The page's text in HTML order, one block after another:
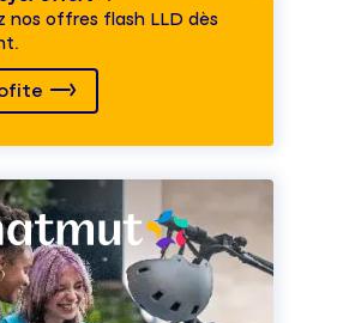
nos offres flash LLD dès